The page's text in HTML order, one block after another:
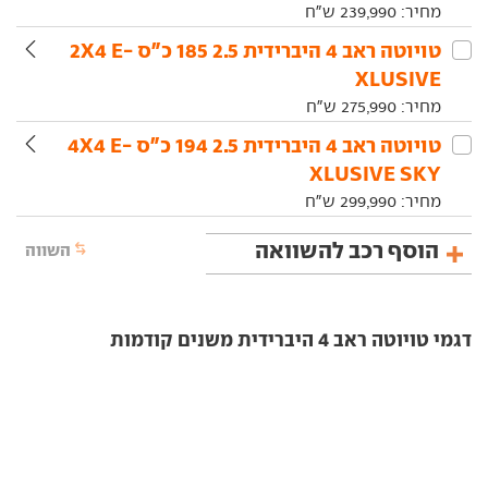
מחיר: 239,990 ש"ח
טויוטה‏ ראב 4 היברידית‏ 2.5 185 כ"ס 2X4 E-
XLUSIVE
מחיר: 275,990 ש"ח
טויוטה‏ ראב 4 היברידית‏ 2.5 194 כ"ס 4X4 E-
XLUSIVE SKY
מחיר: 299,990 ש"ח
הוסף רכב להשוואה השווה
דגמי טויוטה ראב 4 היברידית משנים קודמות